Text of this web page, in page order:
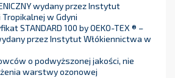
wydany przez Instytut
w Gdyni
STANDARD 100 by OEKO-TEX ® –
przez Instytut Włókiennictwa w
o podwyższonej jakości, nie
warstwy ozonowej